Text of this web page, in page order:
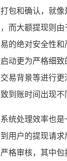
包和确认，就
而大额提现则由
的绝对安全性
动更为严格细致
易背景等进行
到账时间出现不
统处理效率也
用户的提现请
格审核，其中